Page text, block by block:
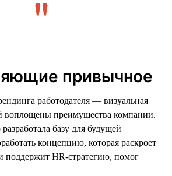
привычное
работодателя — визуальная
воплощены преимущества компании.
базу для будущей
концепцию, которая раскроет
поддержит HR-стратегию, помог